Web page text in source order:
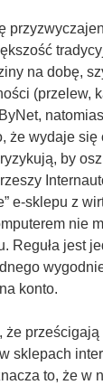
na dobę,
(przelew,
że wydaje
by
e-sklepu z
nie
Reguła jest
konto.
sklepach
to, że w